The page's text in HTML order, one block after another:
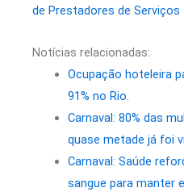
de Prestadores de
Notícias relacionadas:
Ocupação hoteleira
91% no Rio.
Carnaval: 80% das
quase metade já foi
Carnaval: Saúde
sangue para manter